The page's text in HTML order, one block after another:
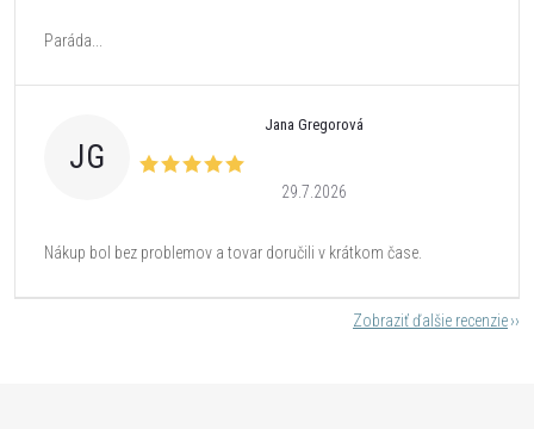
Paráda...
JG
Jana Gregorová
29.7.2026
Nákup bol bez problemov a tovar doručili v krátkom čase.
Zobraziť ďalšie recenzie